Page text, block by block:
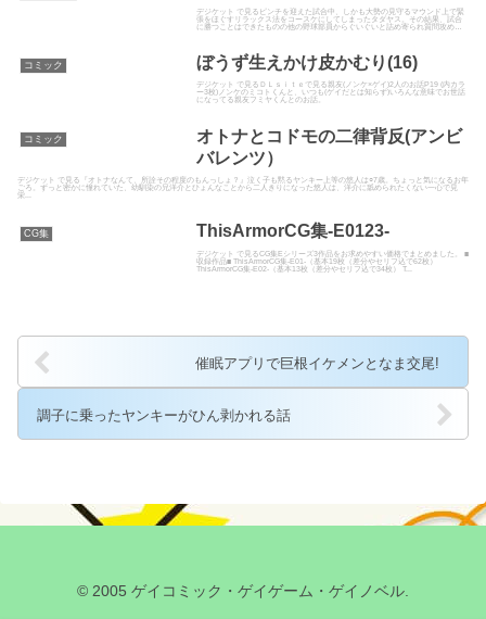
デジケット で見るピンチを迎えた試合中、しかも大勢の見守るマウンド上で緊
張をほぐすリラックス法をコースケにしてしまったタダヤス。その結果、試合
に勝つことはできたものの他の野球部員からぐいぐいと詰め寄られ質問攻めに
コミック ぼうず生えかけ皮かむり(16)
デジケット で見るＤＬｓｉｔｅで見る親友(ノンケ×ゲイ)2人のお話P19 (内カラ
ー3枚)ノンケのミコトくんと、いつも(ゲイだとは知らず)いろんな意味でお世話
になってる親友フミヤくんとのお話。
コミック
オトナとコドモの二律背反(アンビ
バレンツ）
デジケット で見る『オトナなんて、所詮その程度のもんっしょ？』泣く子も黙るヤンキー上等の悠人は○7歳。ちょっと気になるお年
ごろ。ずっと密かに憧れていた、幼馴染の兄洋介とひょんなことから二人きりになった悠人は、洋介に舐められたくない一心で見
栄...
CG集 ThisArmorCG集-E0123-
デジケット で見るCG集Eシリーズ3作品をお求めやすい価格でまとめました。 ■
収録作品■ ThisArmorCG集-E01-（基本19枚（差分やセリフ込で62枚）
ThisArmorCG集-E02-（基本13枚（差分やセリフ込で34枚） T...
催眠アプリで巨根イケメンとなま交尾!
調子に乗ったヤンキーがひん剥かれる話
© 2005 ゲイコミック・ゲイゲーム・ゲイノベル.